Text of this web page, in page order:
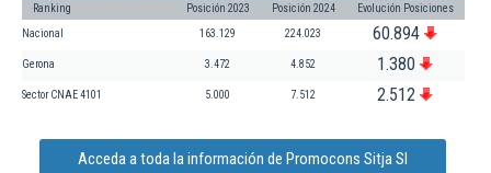
Ranking Posición 2023 Posición 2024 Evolución Posiciones
Nacional 163.129 224.023 60.894
Gerona 3.472 4.852 1.380
Sector CNAE 4101 5.000 7.512 2.512
Acceda a toda la información de Promocons Sitja Sl